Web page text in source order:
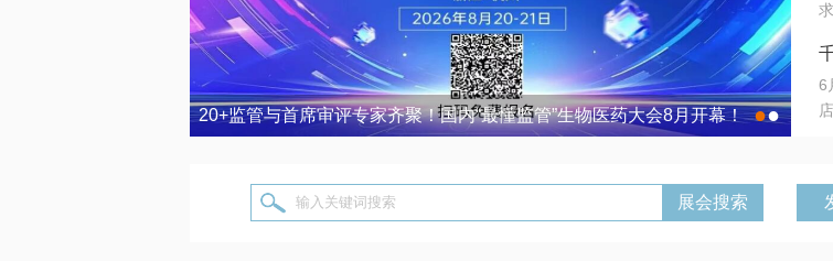
20+监管与首席审评专家齐聚！国内“最懂监管”生物医药大会8月开幕！ ●●
6
输入关键词搜索